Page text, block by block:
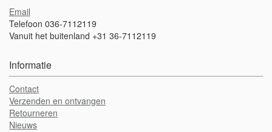
Email
Telefoon 036-7112119
Vanuit het buitenland +31 36-7112119
Informatie
Contact
Verzenden en ontvangen
Retourneren
Nieuws